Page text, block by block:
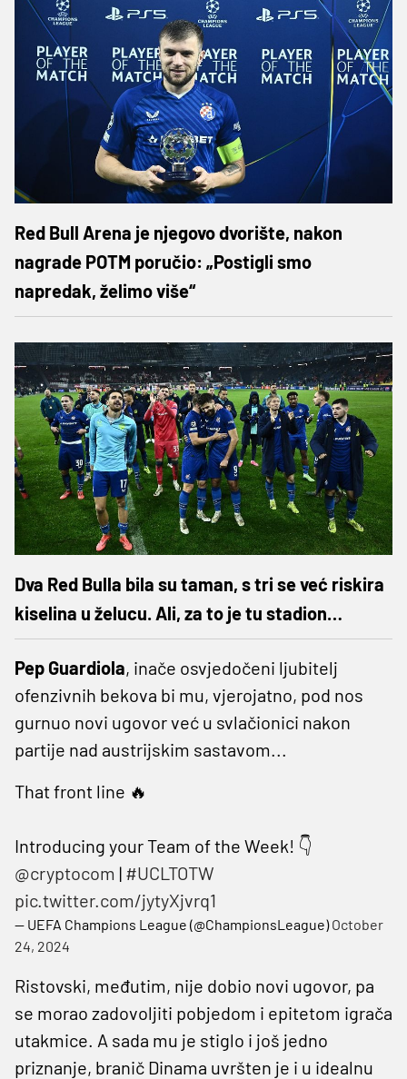
Red Bull Arena je njegovo dvorište, nakon
nagrade POTM poručio: „Postigli smo
napredak, želimo više“
Dva Red Bulla bila su taman, s tri se već riskira
kiselina u želucu. Ali, za to je tu stadion…
Pep Guardiola, inače osvjedočeni ljubitelj
ofenzivnih bekova bi mu, vjerojatno, pod nos
gurnuo novi ugovor već u svlačionici nakon
partije nad austrijskim sastavom...
That front line 🔥
Introducing your Team of the Week! 👇
@cryptocom | #UCLTOTW
pic.twitter.com/jytyXjvrq1
— UEFA Champions League (@ChampionsLeague)October
24, 2024
Ristovski, međutim, nije dobio novi ugovor, pa
se morao zadovoljiti pobjedom i epitetom igrača
utakmice. A sada mu je stiglo i još jedno
priznanje, branič Dinama uvršten je i u idealnu